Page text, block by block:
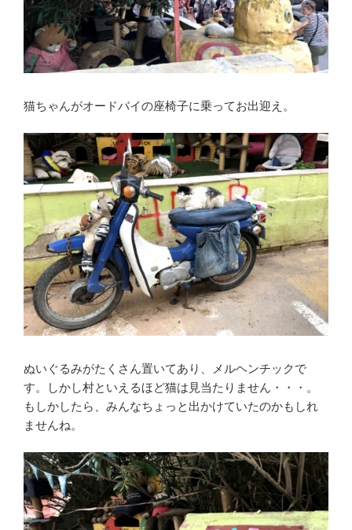
猫ちゃんがオードバイの座椅子に乗ってお出迎え。
ぬいぐるみがたくさん置いてあり、メルヘンチックで
す。しかし村といえるほど猫は見当たりません・・・。
もしかしたら、みんなちょっと出かけていたのかもしれ
ませんね。